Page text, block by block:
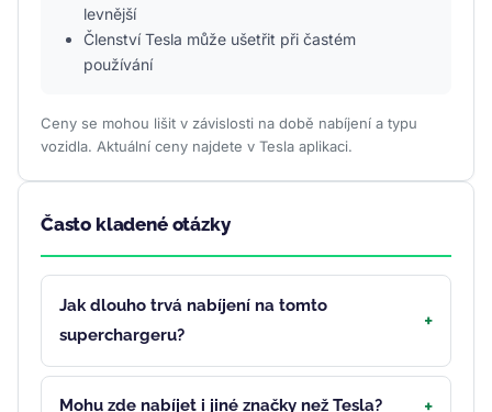
levnější
Členství Tesla může ušetřit při častém
používání
Ceny se mohou lišit v závislosti na době nabíjení a typu
vozidla. Aktuální ceny najdete v Tesla aplikaci.
Často kladené otázky
Jak dlouho trvá nabíjení na tomto
superchargeru?
Mohu zde nabíjet i jiné značky než Tesla?